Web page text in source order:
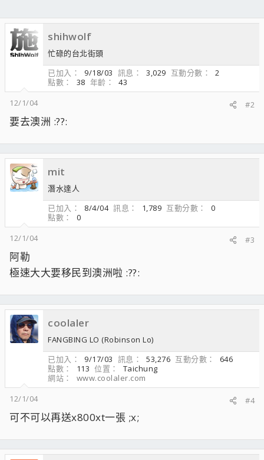
shihwolf
忙碌的台北街頭
已加入
9/18/03 訊息 3,029 互動分數
2
點數
38 年齡
43
12/1/04
#2
要去澳洲 :??:
mit
潛水達人
已加入
8/4/04 訊息 1,789 互動分數
0
點數
0
12/1/04
#3
阿勒
極速大大要移民到澳洲啦 :??:
coolaler
FANGBING LO (Robinson Lo)
已加入
9/17/03 訊息 53,276 互動分數
646
點數
113 位置
Taichung
網站
www.coolaler.com
12/1/04
#4
可不可以再送x800xt一張 ;x;